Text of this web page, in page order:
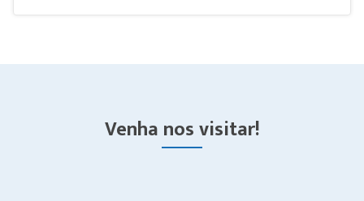
Venha nos visitar!